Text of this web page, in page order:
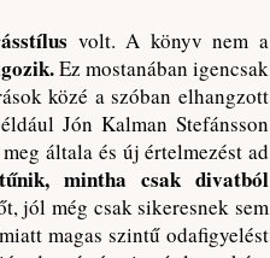
volt. A könyv nem a
Ez mostanában igencsak
közé a szóban elhangzott
Jón Kalman Stefánsson
általa és új értelmezést ad
mintha csak divatból
jól még csak sikeresnek sem
magas szintű odafigyelést